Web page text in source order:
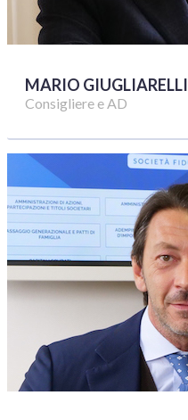
MARIO GIUGLIARELLI
Consigliere e AD